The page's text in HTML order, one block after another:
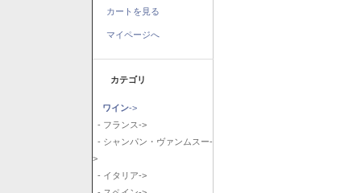
カートを見る
マイページへ
カテゴリ
ワイン->
- フランス->
- シャンパン・ヴァンムスー-
>
- イタリア->